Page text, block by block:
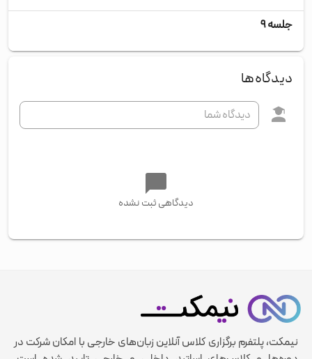
جلسه ۹
دیدگاه‌ها
دیدگاهی ثبت نشده
نیمکت، پلتفرم برگزاری کلاس آنلاین زبان‌های خارجی با امکان شرکت در